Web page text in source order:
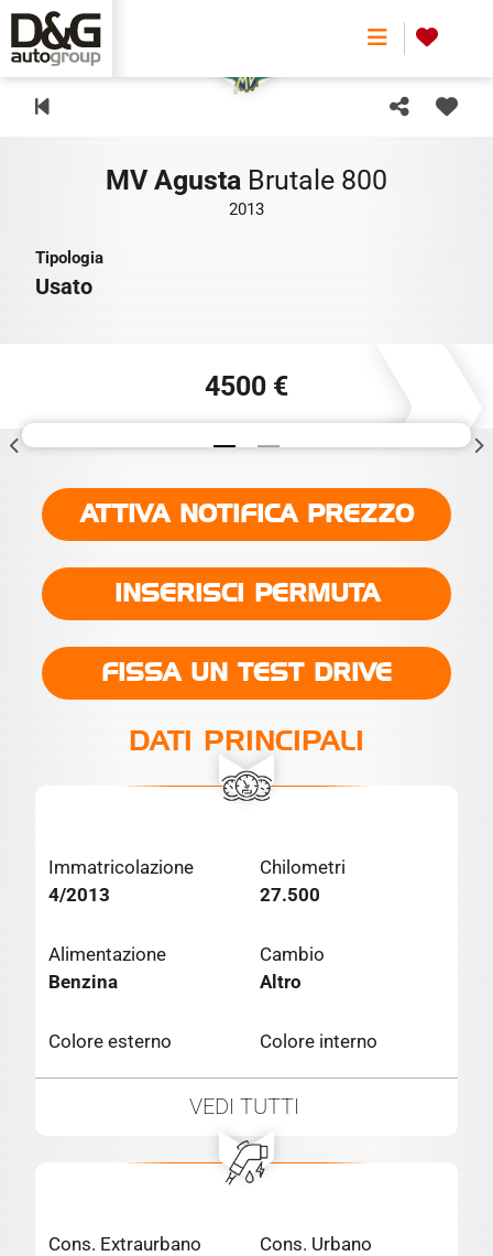
Tipologia
Usato
MV Agusta Brutale 800
2013
4500 €
ATTIVA NOTIFICA PREZZO
INSERISCI PERMUTA
FISSA UN TEST DRIVE
DATI PRINCIPALI
Immatricolazione
4/2013
Chilometri
27.500
Alimentazione
Benzina
Cambio
Altro
Colore esterno Colore interno
VEDI TUTTI
Cons. Extraurbano
Cons. Urbano